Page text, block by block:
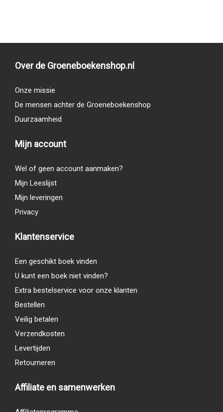
Over de Groeneboekenshop.nl
Onze missie
De mensen achter de Groeneboekenshop
Duurzaamheid
Mijn account
Wel of geen account aanmaken?
Mijn Leeslijst
Mijn leveringen
Privacy
Klantenservice
Een geschikt boek vinden
U kunt een boek niet vinden?
Extra bestelservice voor onze klanten
Bestellen
Veilig betalen
Verzendkosten
Levertijden
Retourneren
Affiliate en samenwerken